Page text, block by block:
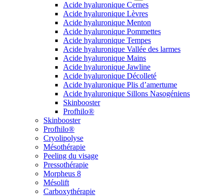
Acide hyaluronique Cernes
Acide hyaluronique Lèvres
Acide hyaluronique Menton
Acide hyaluronique Pommettes
Acide hyaluronique Tempes
Acide hyaluronique Vallée des larmes
Acide hyaluronique Mains
Acide hyaluronique Jawline
Acide hyaluronique Décolleté
Acide hyaluronique Plis d’amertume
Acide hyaluronique Sillons Nasogéniens
Skinbooster
Profhilo®
Skinbooster
Profhilo®
Cryolipolyse
Mésothérapie
Peeling du visage
Pressothérapie
Morpheus 8
Mésolift
Carboxythérapie